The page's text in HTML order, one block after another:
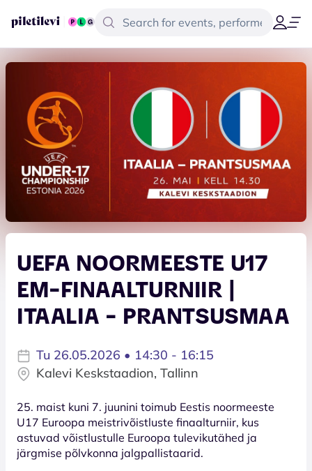
UEFA NOORMEESTE U17
EM-FINAALTURNIIR |
ITAALIA - PRANTSUSMAA
Tu 26.05.2026 • 14:30 - 16:15
Kalevi Keskstaadion, Tallinn
25. maist kuni 7. juunini toimub Eestis noormeeste
U17 Euroopa meistrivõistluste finaalturniir, kus
astuvad võistlustulle Euroopa tulevikutähed ja
järgmise põlvkonna jalgpallistaarid.